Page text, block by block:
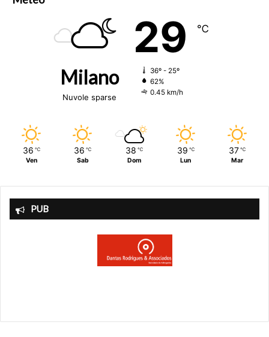
Milano
Nuvole sparse
29 ℃
36º - 25º
62%
0.45 km/h
36 ℃
Ven
36 ℃
Sab
38 ℃
Dom
39 ℃
Lun
37 ℃
Mar
PUB